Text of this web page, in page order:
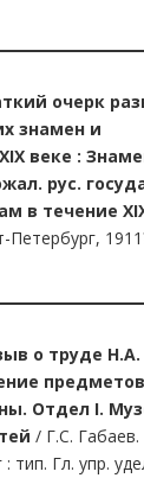
очерк
знамен и
веке :
рус.
в течение
Петербург,
о труде Н.А.
предметов
Отдел I.
/ Г.С.
тип. Гл. упр.